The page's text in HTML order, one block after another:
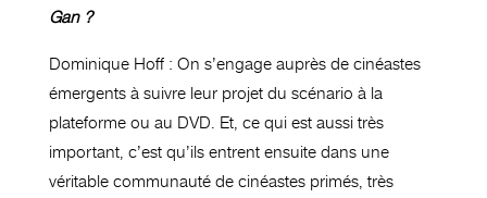
Gan ?
Dominique Hoff : On s’engage auprès de cinéastes
émergents à suivre leur projet du scénario à la
plateforme ou au DVD. Et, ce qui est aussi très
important, c’est qu’ils entrent ensuite dans une
véritable communauté de cinéastes primés, très